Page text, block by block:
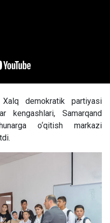
demokratik partiyasi
kengashlari, Samarqand
o‘qitish markazi